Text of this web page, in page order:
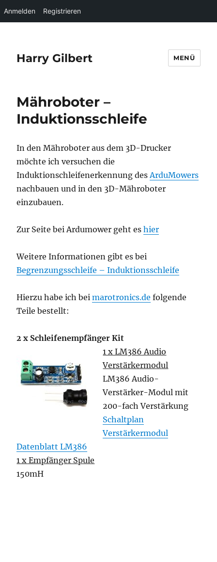
Anmelden Registrieren
Harry Gilbert MENÜ
Mähroboter –
Induktionsschleife
In den Mähroboter aus dem 3D-Drucker
möchte ich versuchen die
Induktionschleifenerkennung desArduMowers
nachbauen und in den 3D-Mähroboter
einzubauen.
Zur Seite bei Ardumower geht eshier
Weitere Informationen gibt es bei
Begrenzungsschleife – Induktionsschleife
Hierzu habe ich beimarotronics.de folgende
Teile bestellt:
2 x Schleifenempfänger Kit
1 x LM386 Audio
Verstärkermodul
LM386 Audio-
Verstärker-Modul mit
200-fach Verstärkung
Schaltplan
Verstärkermodul
Datenblatt LM386
1 x Empfänger Spule
150mH